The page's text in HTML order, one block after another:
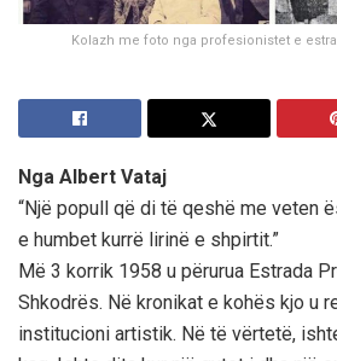
Kolazh me foto nga profesionistet e
Nga Albert Vataj
“Një popull që di të qeshë me veten
e humbet kurrë lirinë e shpirtit.”
Më 3 korrik 1958 u përurua Estrada
Shkodrës. Në kronikat e kohës kjo u
institucioni artistik. Në të vërtetë,